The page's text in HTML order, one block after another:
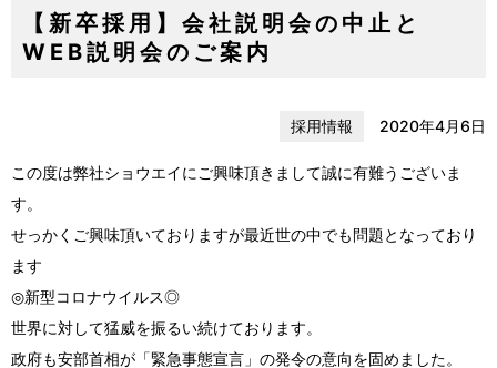
【新卒採用】会社説明会の中止と
WEB説明会のご案内
採用情報 2020年4月6日
この度は弊社ショウエイにご興味頂きまして誠に有難うございま
す。
せっかくご興味頂いておりますが最近世の中でも問題となっており
ます
◎新型コロナウイルス◎
世界に対して猛威を振るい続けております。
政府も安部首相が「緊急事態宣言」の発令の意向を固めました。